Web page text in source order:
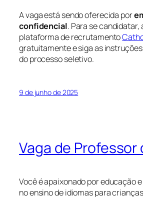
A vaga está sendo oferecida por
confidencial. Para se candidatar,
plataforma de recrutamento
gratuitamente e siga as
do processo seletivo.
9 de junho de 2025
Vaga de Professor
Você é apaixonado por educação
no ensino de idiomas para